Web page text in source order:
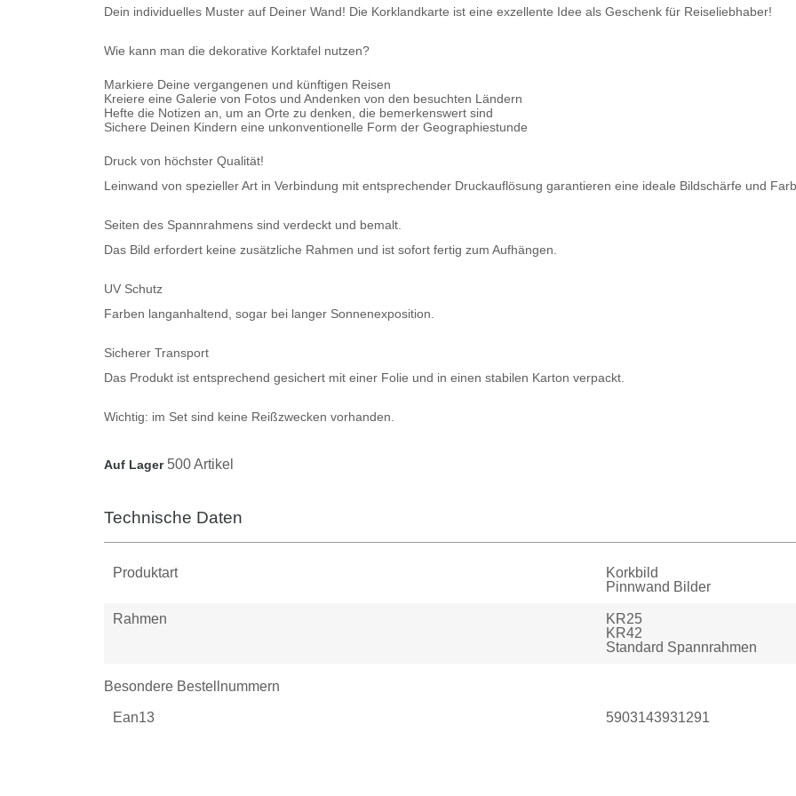
Dein individuelles Muster auf Deiner Wand! Die Korklandkarte ist eine exzellente Idee als Geschenk für Reiseliebhaber!
Wie kann man die dekorative Korktafel nutzen?
Markiere Deine vergangenen und künftigen Reisen
Kreiere eine Galerie von Fotos und Andenken von den besuchten Ländern
Hefte die Notizen an, um an Orte zu denken, die bemerkenswert sind
Sichere Deinen Kindern eine unkonventionelle Form der Geographiestunde
Druck von höchster Qualität!
Leinwand von spezieller Art in Verbindung mit entsprechender Druckauflösung garantieren eine ideale Bildschärfe und
Seiten des Spannrahmens sind verdeckt und bemalt.
Das Bild erfordert keine zusätzliche Rahmen und ist sofort fertig zum Aufhängen.
UV Schutz
Farben langanhaltend, sogar bei langer Sonnenexposition.
Sicherer Transport
Das Produkt ist entsprechend gesichert mit einer Folie und in einen stabilen Karton verpackt.
Wichtig: im Set sind keine Reißzwecken vorhanden.
Auf Lager 500 Artikel
Technische Daten
Produktart
Korkbild
Pinnwand Bilder
Rahmen
KR25
KR42
Standard Spannrahmen
Besondere Bestellnummern
Ean13 5903143931291